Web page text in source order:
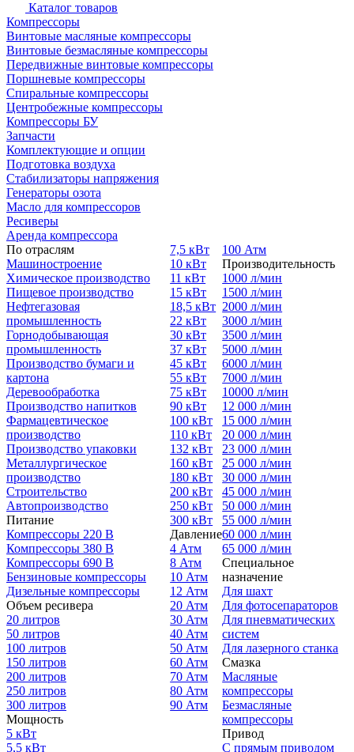
Каталог товаров
Компрессоры
Винтовые масляные компрессоры
Винтовые безмасляные компрессоры
Передвижные винтовые компрессоры
Поршневые компрессоры
Спиральные компрессоры
Центробежные компрессоры
Компрессоры БУ
Запчасти
Комплектующие и опции
Подготовка воздуха
Стабилизаторы напряжения
Генераторы озота
Масло для компрессоров
Ресиверы
Аренда компрессора
По отраслям
Машиностроение
Химическое производство
Пищевое производство
Нефтегазовая
промышленность
Горнодобывающая
промышленность
Производство бумаги и
картона
Деревообработка
Производство напитков
Фармацевтическое
производство
Производство упаковки
Металлургическое
производство
Строительство
Автопроизводство
Питание
Компрессоры 220 В
Компрессоры 380 В
Компрессоры 690 В
Бензиновые компрессоры
Дизельные компрессоры
Объем ресивера
20 литров
50 литров
100 литров
150 литров
200 литров
250 литров
300 литров
Мощность
5 кВт
5,5 кВт
7,5 кВт
10 кВт
11 кВт
15 кВт
18,5 кВт
22 кВт
30 кВт
37 кВт
45 кВт
55 кВт
75 кВт
90 кВт
100 кВт
110 кВт
132 кВт
160 кВт
180 кВт
200 кВт
250 кВт
300 кВт
Давление
4 Атм
8 Атм
10 Атм
12 Атм
20 Атм
30 Атм
40 Атм
50 Атм
60 Атм
70 Атм
80 Атм
90 Атм
100 Атм
Производительность
1000 л/мин
1500 л/мин
2000 л/мин
3000 л/мин
3500 л/мин
5000 л/мин
6000 л/мин
7000 л/мин
10000 л/мин
12 000 л/мин
15 000 л/мин
20 000 л/мин
23 000 л/мин
25 000 л/мин
30 000 л/мин
45 000 л/мин
50 000 л/мин
55 000 л/мин
60 000 л/мин
65 000 л/мин
Специальное
назначение
Для шахт
Для фотосепараторов
Для пневматических
систем
Для лазерного станка
Смазка
Масляные
компрессоры
Безмасляные
компрессоры
Привод
С прямым приводом